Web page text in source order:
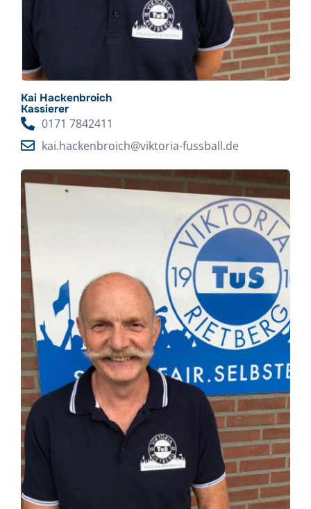
Kai Hackenbroich
Kassierer
0171 7842411
kai.hackenbroich@viktoria-fussball.de